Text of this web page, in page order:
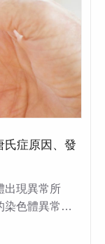
氏症原因、發
出現異常所
染色體異常…